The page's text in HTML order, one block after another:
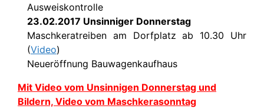
Ausweiskontrolle
23.02.2017 Unsinniger Donnerstag
Maschkeratreiben am Dorfplatz ab 10.30 Uhr
(Video)
Neueröffnung Bauwagenkaufhaus
Mit Video vom Unsinnigen Donnerstag und
Bildern, Video vom Maschkerasonntag